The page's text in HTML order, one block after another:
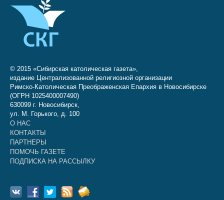
© 2015 «Сибирская католическая газета»,
издание Централизованной религиозной организации
Римско-Католическая Преображенская Епархия в Новосибирске
(ОГРН 1025400007490)
630099 г. Новосибирск,
ул. М. Горького, д. 100
О НАС
КОНТАКТЫ
ПАРТНЕРЫ
ПОМОЧЬ ГАЗЕТЕ
ПОДПИСКА НА РАССЫЛКУ